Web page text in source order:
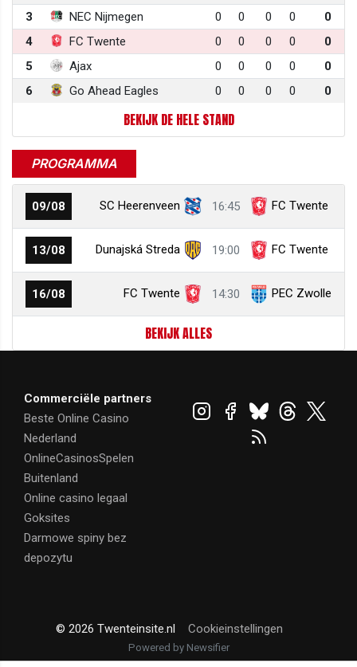
3
NEC Nijmegen 0 0 0 0
0
4
FC Twente 0 0 0 0
0
5
Ajax 0 0 0 0
0
6
Go Ahead Eagles 0 0 0 0 0
BEKIJK DE HELE STAND
PROGRAMMA
09/08 SC Heerenveen 16:45 FC Twente
13/08 Dunajská Streda 19:00 FC Twente
16/08 FC Twente 14:30 PEC Zwolle
BEKIJK ALLES
Commerciële partners
Beste Online Casino
Nederland
OnlineCasinosSpelen
Buitenland
Online casino legaal
Goksites
Darmowe spiny bez
depozytu
© 2026 Twenteinsite.nl Cookieinstellingen
Powered by Newsifier